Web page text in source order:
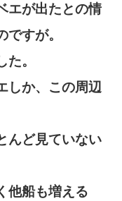
エが出たとの情
すが。
。
しか、この周辺
んど見ていない
他船も増える